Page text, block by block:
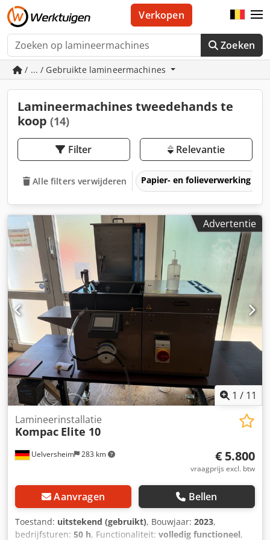
Zoeken
Verkopen
/ ... / Gebruikte lamineermachines
Lamineermachines tweedehands te
koop (14)
Filter Relevantie
Alle filters verwijderen Papier- en folieverwerking
Advertentie
1 / 11
Uelversheim 283 km
Lamineerinstallatie
Kompac Elite 10
€ 5.800
vraagprijs excl. btw
Aanvragen Bellen
Toestand: uitstekend (gebruikt), Bouwjaar: 2023,
bedrijfsturen: 50 h, Functionaliteit: volledig functioneel,